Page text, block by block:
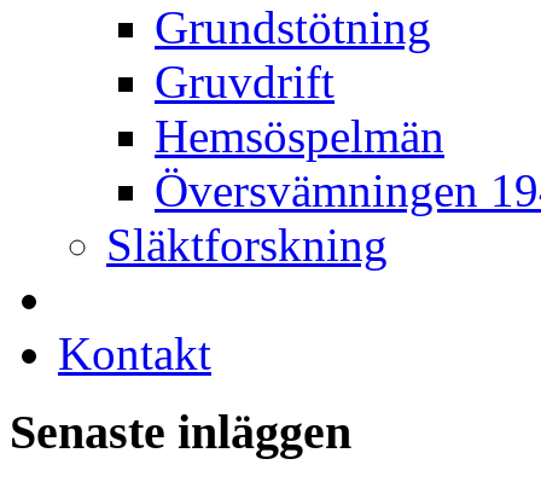
Grundstötning
Gruvdrift
Hemsöspelmän
Översvämningen
Släktforskning
Kontakt
Senaste inläggen